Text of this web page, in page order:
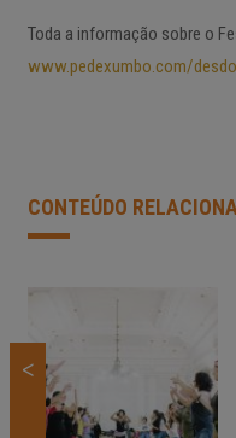
Toda a informação sobre o
www.pedexumbo.com/
CONTEÚDO
<